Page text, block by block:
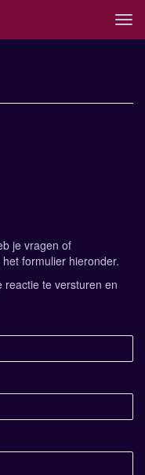
je vragen of
formulier hieronder.
reactie te versturen en